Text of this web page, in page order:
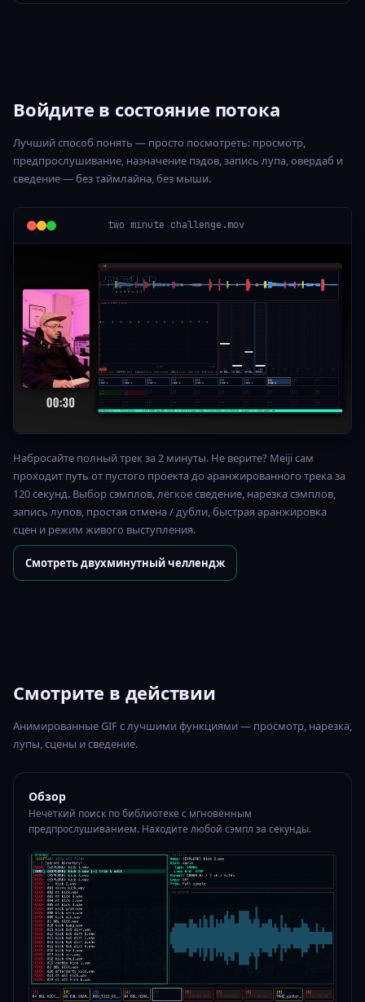
Войдите в состояние потока
Лучший способ понять — просто посмотреть: просмотр,
предпрослушивание, назначение пэдов, запись лупа, овердаб и
сведение — без таймлайна, без мыши.
two minute challenge.mov
Набросайте полный трек за 2 минуты. Не верите? Meiji сам
проходит путь от пустого проекта до аранжированного трека за
120 секунд. Выбор сэмплов, лёгкое сведение, нарезка сэмплов,
запись лупов, простая отмена / дубли, быстрая аранжировка
сцен и режим живого выступления.
Смотреть двухминутный челлендж
Смотрите в действии
Анимированные GIF с лучшими функциями — просмотр, нарезка,
лупы, сцены и сведение.
Обзор
Нечёткий поиск по библиотеке с мгновенным
предпрослушиванием. Находите любой сэмпл за секунды.